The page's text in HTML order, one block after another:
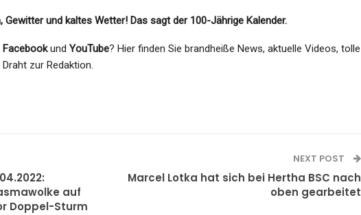
Gewitter und kaltes Wetter! Das sagt der 100-Jährige Kalender.
Facebookund YouTube? Hier finden Sie brandheiße News, aktuelle Videos, tolle
zur Redaktion.
auf
Doppel-Sturm
NEXT POST
Marcel Lotka hat sich bei Hertha BSC nach
oben gearbeitet